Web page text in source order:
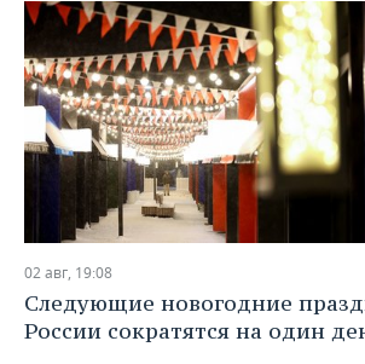
02 авг, 19:08
Следующие новогодние
России сократятся на один